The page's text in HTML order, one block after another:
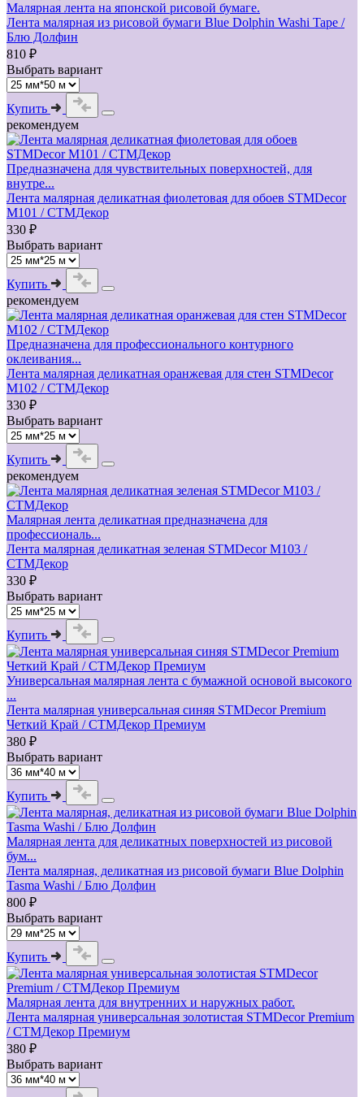
Малярная лента на японской рисовой бумаге.
Лента малярная из рисовой бумаги Blue Dolphin Washi Tape /
Блю Долфин
810 ₽
Выбрать вариант
Купить
рекомендуем
Предназначена для чувствительных поверхностей, для
внутре...
Лента малярная деликатная фиолетовая для обоев STMDecor
M101 / СТМДекор
330 ₽
Выбрать вариант
Купить
рекомендуем
Предназначена для профессионального контурного
оклеивания...
Лента малярная деликатная оранжевая для стен STMDecor
M102 / СТМДекор
330 ₽
Выбрать вариант
Купить
рекомендуем
Малярная лента деликатная предназначена для
профессиональ...
Лента малярная деликатная зеленая STMDecor M103 /
СТМДекор
330 ₽
Выбрать вариант
Купить
Универсальная малярная лента с бумажной основой высокого
...
Лента малярная универсальная синяя STMDecor Premium
Четкий Край / СТМДекор Премиум
380 ₽
Выбрать вариант
Купить
Малярная лента для деликатных поверхностей из рисовой
бум...
Лента малярная, деликатная из рисовой бумаги Blue Dolphin
Tasma Washi / Блю Долфин
800 ₽
Выбрать вариант
Купить
Малярная лента для внутренних и наружных работ.
Лента малярная универсальная золотистая STMDecor Premium
/ СТМДекор Премиум
380 ₽
Выбрать вариант